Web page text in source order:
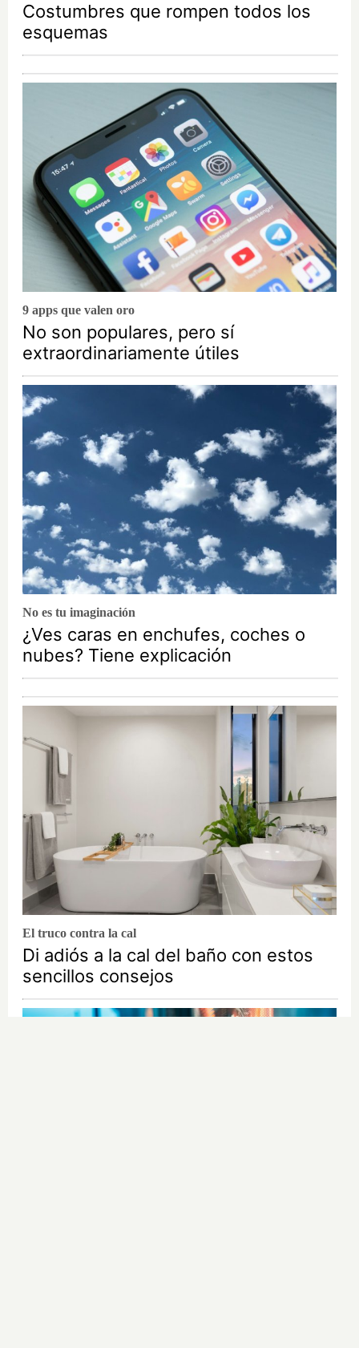
Costumbres que rompen todos los
esquemas
9 apps que valen oro
No son populares, pero sí
extraordinariamente útiles
No es tu imaginación
¿Ves caras en enchufes, coches o
nubes? Tiene explicación
El truco contra la cal
Di adiós a la cal del baño con estos
sencillos consejos